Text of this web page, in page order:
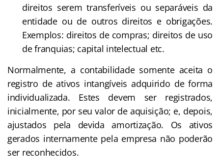
direitos serem transferíveis ou separáveis da
entidade ou de outros direitos e obrigações.
Exemplos: direitos de compras; direitos de uso
de franquias; capital intelectual etc.
Normalmente, a contabilidade somente aceita o
registro de ativos intangíveis adquirido de forma
individualizada. Estes devem ser registrados,
inicialmente, por seu valor de aquisição; e, depois,
ajustados pela devida amortização. Os ativos
gerados internamente pela empresa não poderão
ser reconhecidos.